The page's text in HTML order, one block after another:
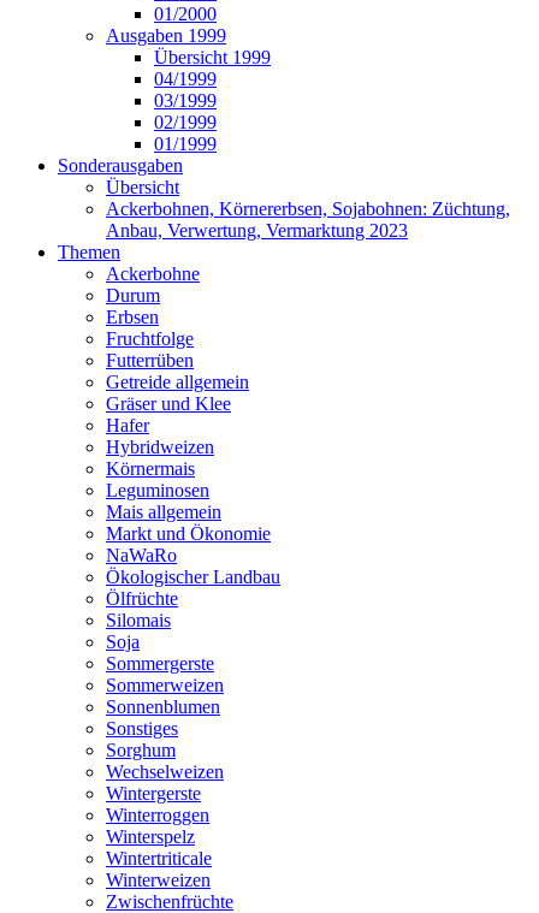
01/2000
Ausgaben 1999
Übersicht 1999
04/1999
03/1999
02/1999
01/1999
Sonderausgaben
Übersicht
Ackerbohnen, Körnererbsen, Sojabohnen: Züchtung,
Anbau, Verwertung, Vermarktung 2023
Themen
Ackerbohne
Durum
Erbsen
Fruchtfolge
Futterrüben
Getreide allgemein
Gräser und Klee
Hafer
Hybridweizen
Körnermais
Leguminosen
Mais allgemein
Markt und Ökonomie
NaWaRo
Ökologischer Landbau
Ölfrüchte
Silomais
Soja
Sommergerste
Sommerweizen
Sonnenblumen
Sonstiges
Sorghum
Wechselweizen
Wintergerste
Winterroggen
Winterspelz
Wintertriticale
Winterweizen
Zwischenfrüchte